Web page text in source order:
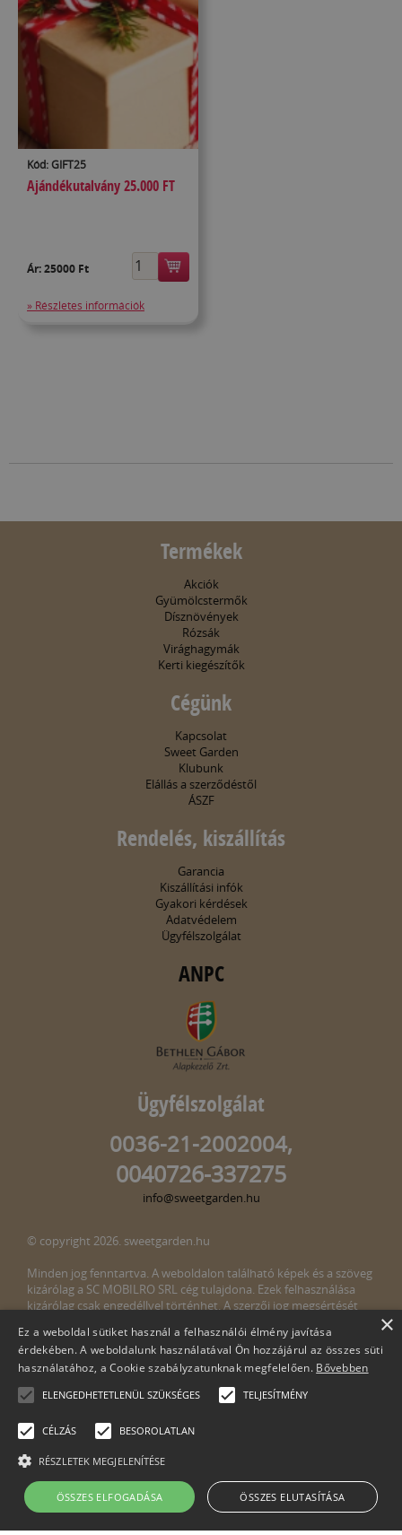
Kód: GIFT25
Ajándékutalvány 25.000 FT
Ár:25000 Ft
» Részletes információk
Termékek
Akciók
Gyümölcstermők
Dísznövények
Rózsák
Virághagymák
Kerti kiegészítők
Cégünk
Kapcsolat
Sweet Garden
Klubunk
Elállás a szerződéstől
ÁSZF
Rendelés, kiszállítás
Garancia
Kiszállítási infók
Gyakori kérdések
Adatvédelem
Ügyfélszolgálat
ANPC
Ügyfélszolgálat
0036-21-2002004,
0040726-337275
info@sweetgarden.hu
© copyright 2026. sweetgarden.hu
Minden jog fenntartva. A weboldalon található képek és a szöveg
kizárólag a SC MOBILRO SRL cég tulajdona. Ezek felhasználása
kizárólag csak engedéllyel történhet. A szerzői jog megsértését
megsértését észlelné, kérjük, jelezze ezt felénk a következő e-mail
címen:info@sweetgarden.hu
Cégnév: SC Mobilro SRL
Adószám: 30498990-2-51
×
Ez a weboldal sütiket használ a felhasználói élmény javítása
érdekében. A weboldalunk használatával Ön hozzájárul az összes süti
használatához, a Cookie szabályzatunknak megfelelően. Bővebben
ELENGEDHETETLENÜL SZÜKSÉGES TELJESÍTMÉNY
CÉLZÁS BESOROLATLAN
RÉSZLETEK MEGJELENÍTÉSE
ÖSSZES ELFOGADÁSA ÖSSZES ELUTASÍTÁSA